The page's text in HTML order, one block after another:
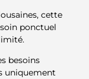
cette
ponctuel
besoins
uniquement